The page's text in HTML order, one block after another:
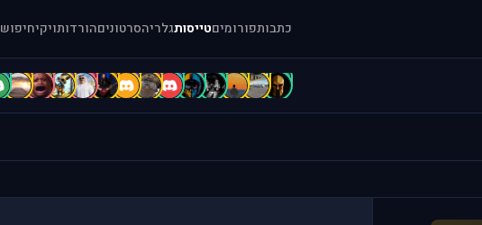
כתבותפורומיםטייסותגלריהסרטוניםהורדותויקיחיפוש
=
[
A
A
A
b
B
B
b
c
C
D
D
D